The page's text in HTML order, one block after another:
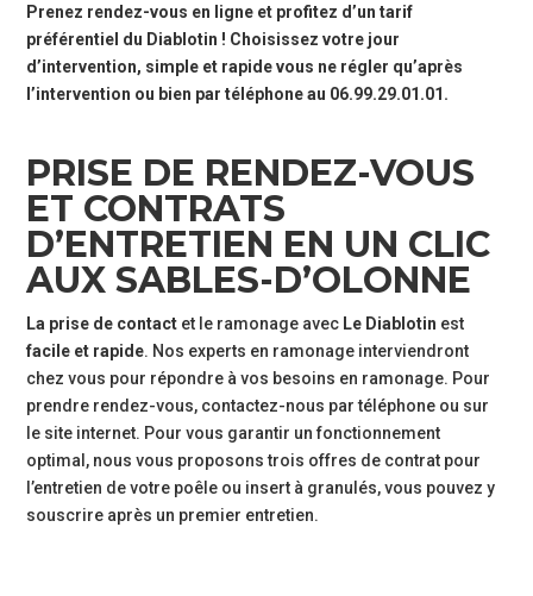
Prenez rendez-vous en ligne et profitez d’un tarif
préférentiel du Diablotin ! Choisissez votre jour
d’intervention, simple et rapide vous ne régler qu’après
l’intervention ou bien par téléphone au 06.99.29.01.01.
PRISE DE RENDEZ-VOUS
ET CONTRATS
D’ENTRETIEN EN UN CLIC
AUX SABLES-D’OLONNE
La prise de contact et le ramonage avec Le Diablotin est
facile et rapide. Nos experts en ramonage interviendront
chez vous pour répondre à vos besoins en ramonage. Pour
prendre rendez-vous, contactez-nous par téléphone ou sur
le site internet. Pour vous garantir un fonctionnement
optimal, nous vous proposons trois offres de contrat pour
l’entretien de votre poêle ou insert à granulés, vous pouvez y
souscrire après un premier entretien.